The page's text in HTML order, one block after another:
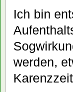
Ich bin
werden,